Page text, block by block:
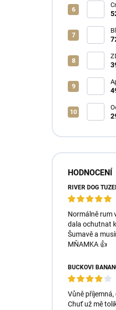
HODNOCENÍ
RIVER DOG
Normálně rum
dala ochutnat
Šumavě a
MŇAMKA 👍
BUČKOVI
Vůně
Chuť už mě